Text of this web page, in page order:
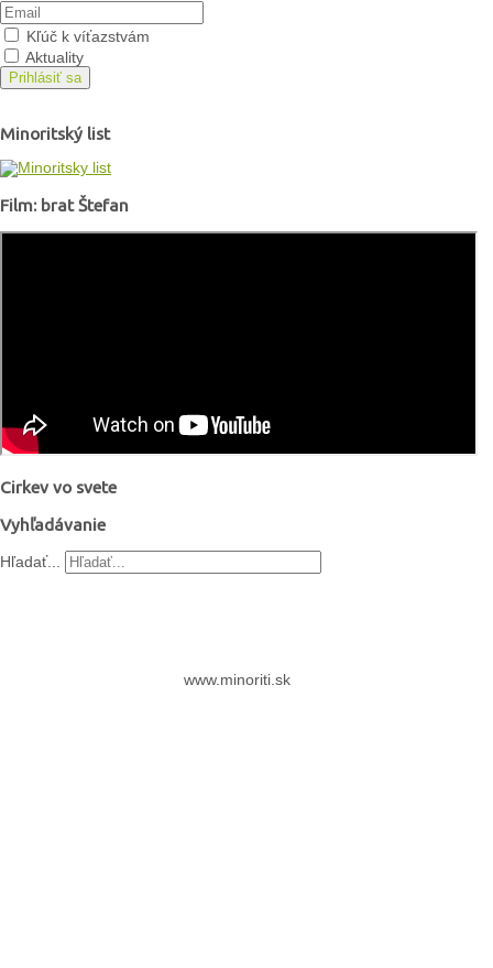
Kľúč k víťazstvám
Aktuality
Prihlásiť sa
Minoritský list
Film: brat Štefan
Cirkev vo svete
Vyhľadávanie
Hľadať...
www.minoriti.sk